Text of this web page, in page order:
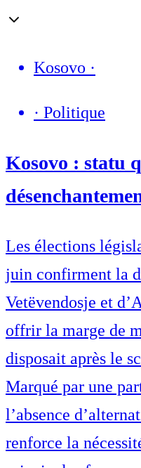
Kosovo ·
· Politique
Kosovo : statu
Les élections
juin confirment la
Vetëvendosje et
offrir la marge de
disposait après le
Marqué par une
l’absence
renforce la